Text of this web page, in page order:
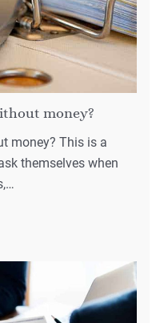
money?
money? This is a
themselves when